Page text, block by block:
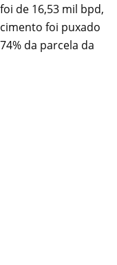
de 16,53 mil bpd,
foi puxado
da parcela da